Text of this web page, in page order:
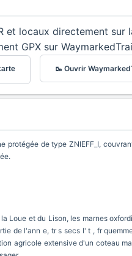
et locaux directement
GPX sur
🥾 Ouvrir
protégée de type ZNIEFF_I,
Loue et du Lison, les marnes
de l'ann e, tr s secs l' t , fr
agricole extensive d'un coteau